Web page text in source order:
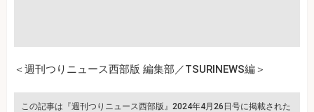
＜週刊つりニュース西部版 編集部／TSURINEWS編＞
この記事は『週刊つりニュース西部版』2024年4月26日号に掲載された